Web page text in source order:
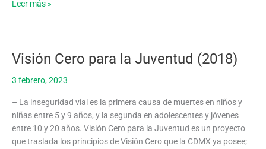
Leer más »
Visión Cero para la Juventud (2018)
3 febrero, 2023
– La inseguridad vial es la primera causa de muertes en niños y
niñas entre 5 y 9 años, y la segunda en adolescentes y jóvenes
entre 10 y 20 años. Visión Cero para la Juventud es un proyecto
que traslada los principios de Visión Cero que la CDMX ya posee;
Visión
para
Juventud
(2018)